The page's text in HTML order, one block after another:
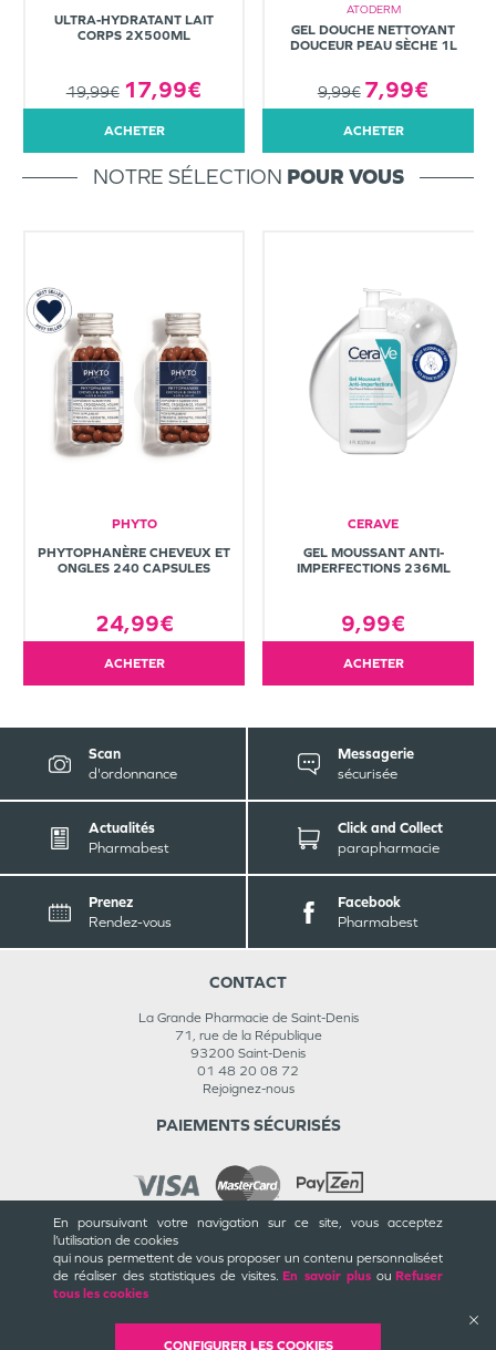
En poursuivant votre navigation sur ce site, vous acceptez
l’utilisation de cookies
qui nous permettent de vous proposer un contenu personnaliséet
de réaliser des statistiques de visites. En savoir plusou Refuser
tous les cookies
CONFIGURER LES COOKIES
ULTRA-HYDRATANT LAIT
CORPS 2X500ML
19,99€ 17,99€
ACHETER
ATODERM
GEL DOUCHE NETTOYANT
DOUCEUR PEAU SÈCHE 1L
9,99€ 7,99€
ACHETER
NOTRE SÉLECTION POUR VOUS
PHYTO
PHYTOPHANÈRE CHEVEUX ET
ONGLES 240 CAPSULES
24,99€
ACHETER
CERAVE
GEL MOUSSANT ANTI-
IMPERFECTIONS 236ML
9,99€
ACHETER
Scan
d'ordonnance
Messagerie
sécurisée
Actualités
Pharmabest
Click and Collect
parapharmacie
Prenez
Rendez-vous
Facebook
Pharmabest
CONTACT
La Grande Pharmacie de Saint-Denis
71, rue de la République
93200 Saint-Denis
01 48 20 08 72
Rejoignez-nous
CGU / CGV
PAIEMENTS SÉCURISÉS